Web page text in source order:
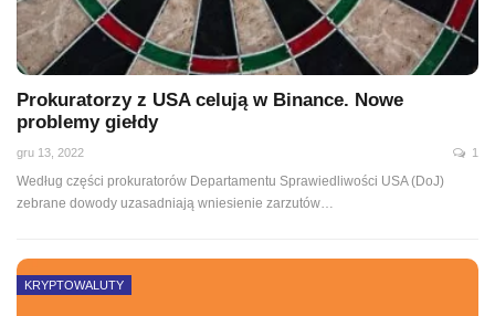
Prokuratorzy z USA celują w Binance. Nowe
problemy giełdy
gru 13, 2022 1
Według części prokuratorów Departamentu Sprawiedliwości USA (DoJ)
zebrane dowody uzasadniają wniesienie zarzutów…
KRYPTOWALUTY